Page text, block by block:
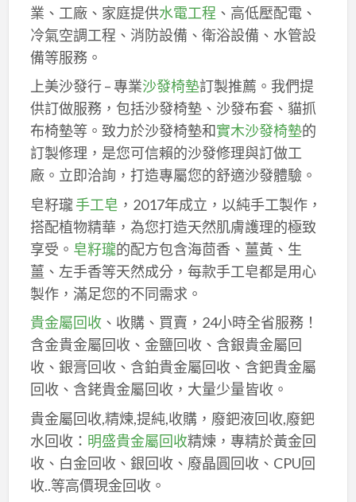
業、工廠、家庭提供水電工程 、高低壓配電、
冷氣空調工程、消防設備、衛浴設備、水管設
備等服務。
上美沙發行 – 專業沙發椅墊訂製推薦。我們提
供訂做服務，包括沙發椅墊、沙發布套、貓抓
布椅墊等。致力於沙發椅墊和實木沙發椅墊的
訂製修理，是您可信賴的沙發修理與訂做工
廠。立即洽詢，打造專屬您的舒適沙發體驗。
皂籽瓏手工皂 ，2017年成立，以純手工製作，
搭配植物精華，為您打造天然肌膚護理的極致
享受。 皂籽瓏的配方包含海茴香、薑黃、生
薑、左手香等天然成分，每款手工皂都是用心
製作，滿足您的不同需求。
貴金屬回收、收購、買賣，24小時全省服務！
含金貴金屬回收、金鹽回收、含銀貴金屬回
收、銀膏回收、含鉑貴金屬回收、含鈀貴金屬
回收、含銠貴金屬回收，大量少量皆收。
貴金屬回收,精煉,提純,收購，廢鈀液回收,廢鈀
水回收： 明盛貴金屬回收精煉，專精於黃金回
收、白金回收、銀回收、廢晶圓回收、CPU回
收..等高價現金回收。